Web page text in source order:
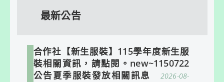
最新公告
合作社【新生服裝】115學年度新生服
裝相關資訊，請點閱。new~1150722
公告夏季服裝發放相關訊息
2026-08-